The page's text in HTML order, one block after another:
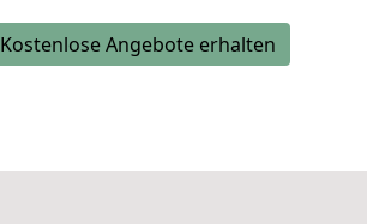
Kostenlose Angebote erhalten